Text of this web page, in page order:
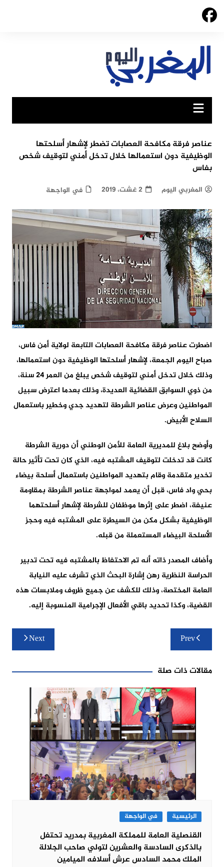
Skip
عناصر فرقة مكافحة العصابات تضطر لإشهار أسلحتها
الوظيفية دون استعمالها خلال تدخل أمني لتوقيف شخص
بفاس
المغربي اليوم 2 غشت، 2019 في الواجهة
اضطرت عناصر فرقة مكافحة العصابات التابعة لولاية أمن فاس،
صباح اليوم الجمعة، لإشهار أسلحتها الوظيفية دون استعمالها،
وذلك خلال تدخل أمني لتوقيف شخص يبلغ من العمر 24 سنة،
من ذوي السوابق القضائية العديدة، وذلك بعدما اعترض سبيل
المواطنين وعرض عناصر الشرطة لتهديد جدي وخطير باستعمال
السلاح الأبيض.
وأوضح بلاغ للمديرية العامة للأمن الوطني أن دورية الشرطة
كانت قد تدخلت لتوقيف المشتبه فيه، الذي كان تحت تأثير حالة
تخدير متقدمة وقام بتهديد المواطنين باستعمال أسلحة بيضاء
بحي واد فاس، قبل أن يعمد لمواجهة عناصر الشرطة بمقاومة
عنيفة، اضطر على إثرها موظفان للشرطة لإشهار أسلحتهما
الوظيفية بشكل مكن من السيطرة على المشتبه فيه وحجز
الأسلحة البيضاء المستعملة من قبله.
وأضاف المصدر ذاته أنه تم الاحتفاظ بالمشتبه فيه تحت تدبير
الحراسة النظرية رهن إشارة البحث الذي تشرف عليه النيابة
العامة المختصة، وذلك للكشف عن جميع ظروف وملابسات هذه
القضية، وكذا تحديد باقي الأفعال الإجرامية المنسوبة إليه.
تصفّح
المقالات
Prev
Next
مقالات ذات صلة
الرئيسية في الواجهة
القنصلية العامة للمملكة المغربية بمدريد تحتفل
بالذكرى السادسة والعشرين لتولي صاحب الجلالة
الملك محمد السادس عرش أسلافه الميامين